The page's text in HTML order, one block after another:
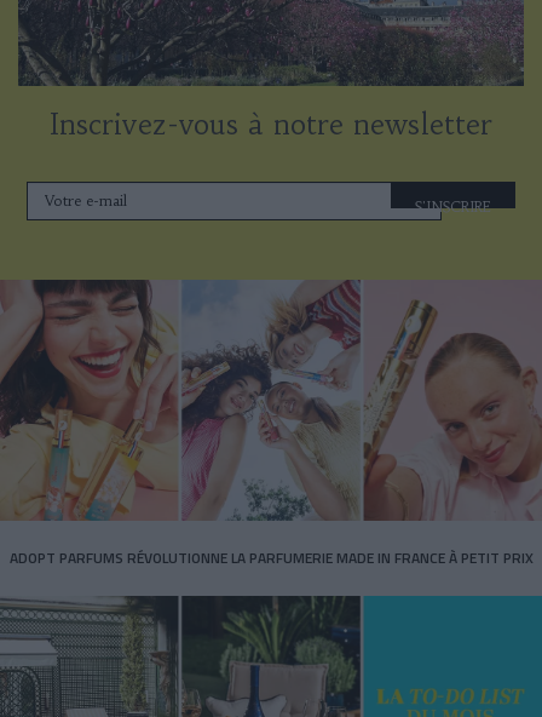
Inscrivez-vous à notre newsletter
S'INSCRIRE
ADOPT PARFUMS RÉVOLUTIONNE LA PARFUMERIE MADE IN FRANCE À PETIT PRIX